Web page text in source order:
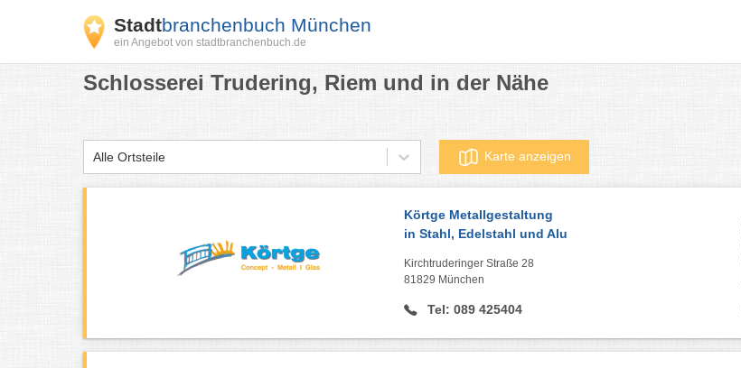
Stadtbranchenbuch München
ein Angebot von stadtbranchenbuch.de
Schlosserei Trudering, Riem und in der Nähe
Alle Ortsteile Karte anzeigen
Körtge Metallgestaltung
in Stahl, Edelstahl und Alu
Kirchtruderinger Straße 28
81829 München
Tel: 089 425404